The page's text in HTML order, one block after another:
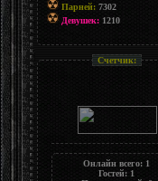
Парней:7302
Девушек:1210
Счетчик:
Онлайн всего: 1
Гостей: 1